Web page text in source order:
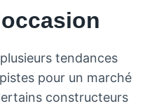
tendances
pour un marché
constructeurs